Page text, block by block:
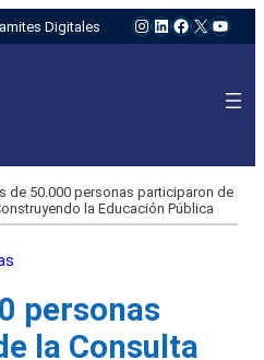
Digitales Instagram
LinkedIn
Facebook
X
de 50.000 personas participaron de
la Educación Pública
personas
la Consulta